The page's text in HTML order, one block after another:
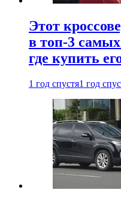
Этот
в топ-3
где купить
1 год спустя1 год